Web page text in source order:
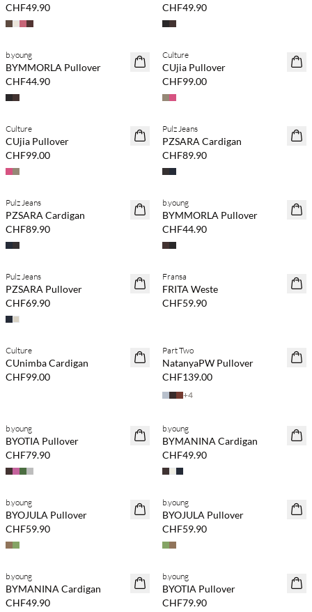
CHF49.90
CHF49.90
NEUHEITEN
b.young
BYMMORLA Pullover
CHF44.90
NEUHEITEN
Culture
CUjia Pullover
CHF99.00
NEUHEITEN
Culture
CUjia Pullover
CHF99.00
NEUHEITEN
Pulz Jeans
PZSARA Cardigan
CHF89.90
NEUHEITEN
Pulz Jeans
PZSARA Cardigan
CHF89.90
NEUHEITEN
b.young
BYMMORLA Pullover
CHF44.90
NEUHEITEN
Pulz Jeans
PZSARA Pullover
CHF69.90
NEUHEITEN
Fransa
FRITA Weste
CHF59.90
NEUHEITEN
Culture
CUnimba Cardigan
CHF99.00
NEUHEITEN
Part Two
NatanyaPW Pullover
CHF139.00
+4
NEUHEITEN
b.young
BYOTIA Pullover
CHF79.90
NEUHEITEN
b.young
BYMANINA Cardigan
CHF49.90
NEUHEITEN
b.young
BYOJULA Pullover
CHF59.90
NEUHEITEN
b.young
BYOJULA Pullover
CHF59.90
NEUHEITEN
b.young
BYMANINA Cardigan
CHF49.90
NEUHEITEN
b.young
BYOTIA Pullover
CHF79.90